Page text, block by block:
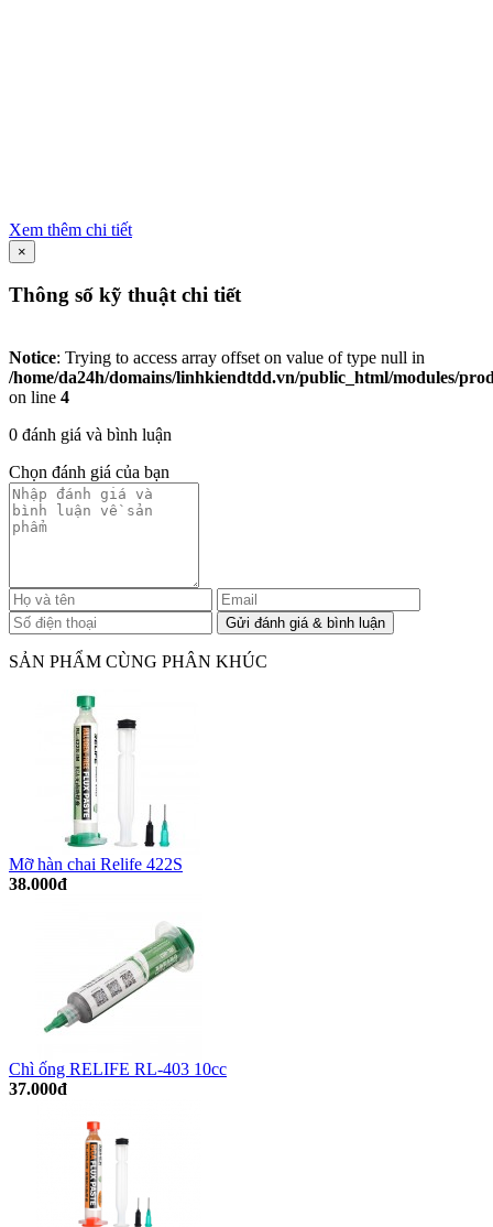
Xem thêm chi tiết
×
Thông số kỹ thuật chi tiết
Notice: Trying to access array offset on value of type null in
/home/da24h/domains/linhkiendtdd.vn/public_html/modules/
on line 4
0 đánh giá và bình luận
Chọn đánh giá của bạn
SẢN PHẨM CÙNG PHÂN KHÚC
Mỡ hàn chai Relife 422S
38.000đ
Chì ống RELIFE RL-403 10cc
37.000đ